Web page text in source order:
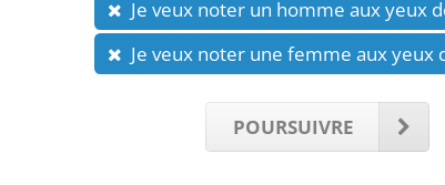
Je veux noter un homme aux yeux
Je veux noter une femme aux yeux
POURSUIVRE